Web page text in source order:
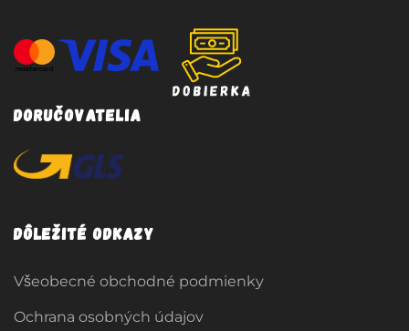
Doručovatelia
Dôležité odkazy
Všeobecné obchodné podmienky
Ochrana osobných údajov